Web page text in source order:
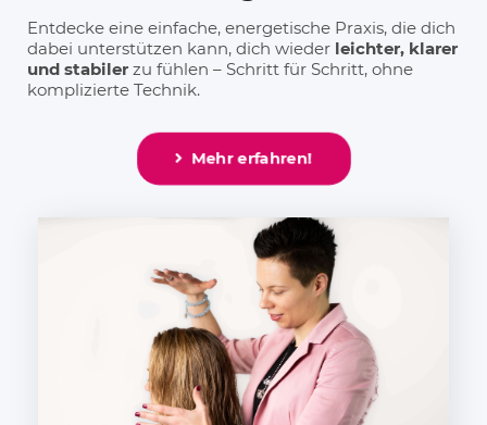
Entdecke eine einfache, energetische Praxis, die dich
dabei unterstützen kann, dich wieder leichter, klarer
und stabiler zu fühlen – Schritt für Schritt, ohne
komplizierte Technik.
Mehr erfahren!